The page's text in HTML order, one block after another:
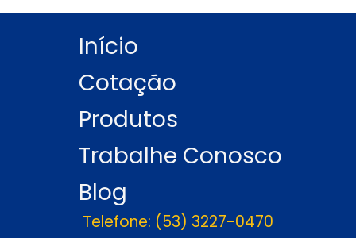
Início
Cotação
Produtos
Trabalhe Conosco
Blog
Telefone: (53) 3227-0470